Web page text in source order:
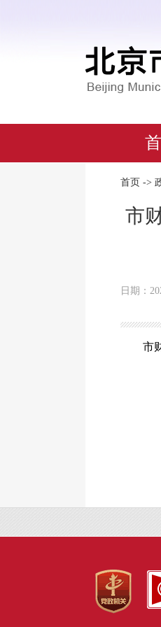
首页 ->
市
日期：
市